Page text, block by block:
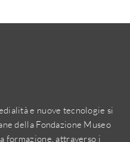
e nuove tecnologie si
della Fondazione Museo
formazione, attraverso i